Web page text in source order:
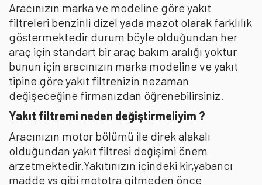
Aracınızın marka ve modeline göre yakıt
filtreleri benzinli dizel yada mazot olarak farklılık
göstermektedir durum böyle olduğundan her
araç için standart bir araç bakım aralığı yoktur
bunun için aracınızın marka modeline ve yakıt
tipine göre yakıt filtrenizin nezaman
değişeceğine firmanızdan öğrenebilirsiniz.
Yakıt filtremi neden değiştirmeliyim ?
Aracınızın motor bölümü ile direk alakalı
olduğundan yakıt filtresi değişimi önem
arzetmektedir.Yakıtınızın içindeki kir,yabancı
madde vs gibi mototra gitmeden önce